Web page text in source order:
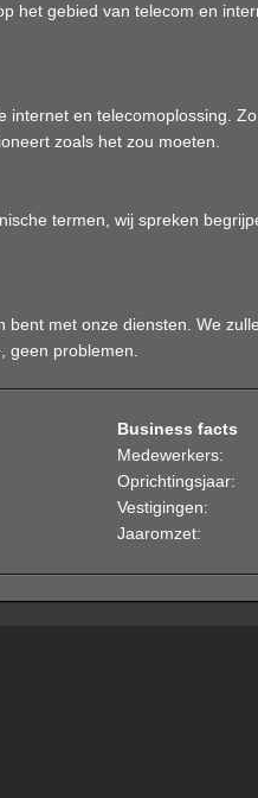
het gebied van telecom en
internet en telecomoplossing.
zoals het zou moeten.
termen, wij spreken
bent met onze diensten. We
geen problemen.
Business facts
Medewerkers:
Oprichtingsjaar:
Vestigingen:
Jaaromzet: